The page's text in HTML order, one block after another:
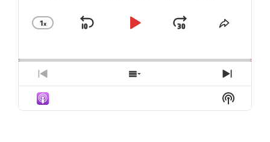
Change
1x
Skip
Play
JumpShare
Previous
Episode
Show
Episodes
Next
Show